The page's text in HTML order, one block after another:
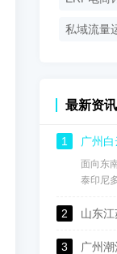
私域流量
最新资讯
1 广州白云皮具、美妆
面向东
泰印尼
路，用
货、跨
2 山东江苏河北浙江农机
3 广州潮汕潮玩出口